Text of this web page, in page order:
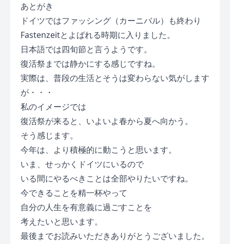
あとがき
ドイツではファッシング（カーニバル）も終わり
Fastenzeitとよばれる時期に入りました。
日本語では四旬節と言うようです。
復活祭までは静かにする感じですね。
実際は、普段の生活とそうは変わらない気がします
が・・・
私のイメージでは
復活祭が来ると、いよいよ春から夏へ向かう。
そう感じます。
今年は、より積極的に動こうと思います。
いま、せっかくドイツにいるので
いる間にやるべきことは全部やりたいですね。
今できることを精一杯やって
自分の人生を有意義に過ごすことを
考えたいと思います。
最後までお読みいただきありがとうございました。